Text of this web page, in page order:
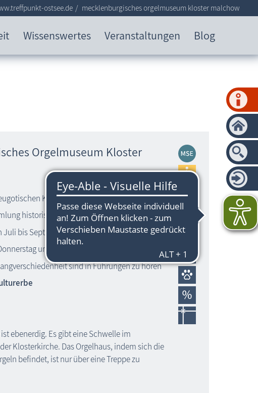
Wissenswertes Veranstaltungen Blog
ostsee.de mecklenburgisches orgelmuseum kloster malchow
Orgelmuseum Kloster
Klosterkirche
historischer Orgeln
Juli bis September, sonntags 11.30 Uhr
um 12.00 Uhr
sind in Führungen zu hören
ebenerdig. Es gibt eine Schwelle im
Klosterkirche. Das Orgelhaus, indem sich die
befindet, ist nur über eine Treppe zu